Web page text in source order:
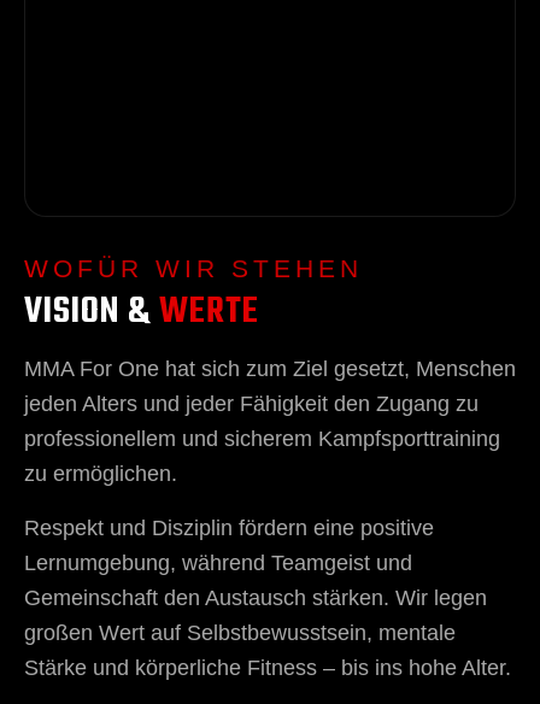
WOFÜR WIR STEHEN
VISION &WERTE
MMA For One hat sich zum Ziel gesetzt, Menschen
jeden Alters und jeder Fähigkeit den Zugang zu
professionellem und sicherem Kampfsporttraining
zu ermöglichen.
Respekt und Disziplin fördern eine positive
Lernumgebung, während Teamgeist und
Gemeinschaft den Austausch stärken. Wir legen
großen Wert auf Selbstbewusstsein, mentale
Stärke und körperliche Fitness – bis ins hohe Alter.